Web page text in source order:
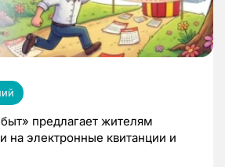
предлагает жителям
на электронные квитанции и